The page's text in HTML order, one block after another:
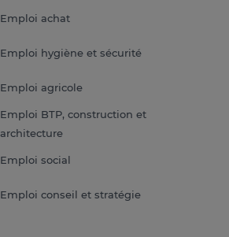
Emploi achat
Emploi hygiène et sécurité
Emploi agricole
Emploi BTP, construction et
architecture
Emploi social
Emploi conseil et stratégie